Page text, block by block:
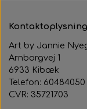
Art by Jannie
Arnborgvej 1
6933 Kibæk
Telefon: 60484050
CVR: 35721703